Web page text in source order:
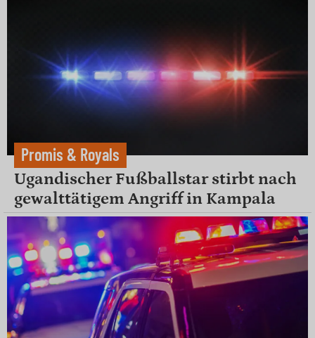
Promis & Royals
Ugandischer Fußballstar stirbt nach
gewalttätigem Angriff in Kampala